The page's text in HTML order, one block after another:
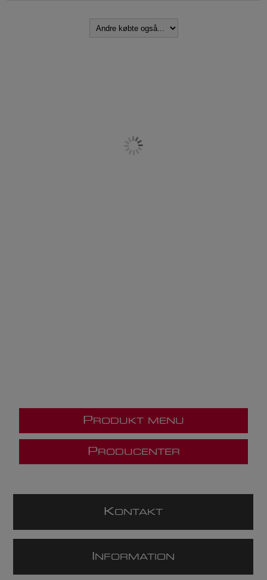
P RODUKT MENU
P RODUCENTER
KONTAKT
NFORMATION